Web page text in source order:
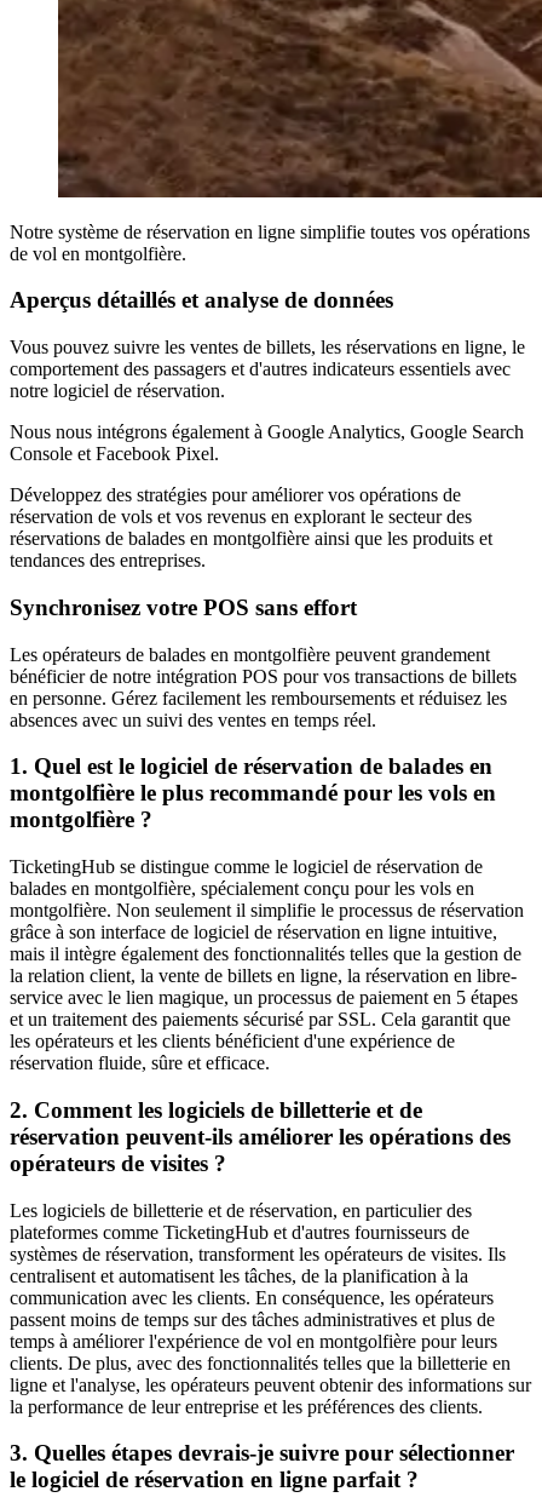
Notre système de réservation en ligne simplifie toutes vos opérations
de vol en montgolfière.
Aperçus détaillés et analyse de données
Vous pouvez suivre les ventes de billets, les réservations en ligne, le
comportement des passagers et d'autres indicateurs essentiels avec
notre logiciel de réservation.
Nous nous intégrons également à Google Analytics, Google Search
Console et Facebook Pixel.
Développez des stratégies pour améliorer vos opérations de
réservation de vols et vos revenus en explorant le secteur des
réservations de balades en montgolfière ainsi que les produits et
tendances des entreprises.
Synchronisez votre POS sans effort
Les opérateurs de balades en montgolfière peuvent grandement
bénéficier de notre intégration POS pour vos transactions de billets
en personne. Gérez facilement les remboursements et réduisez les
absences avec un suivi des ventes en temps réel.
1. Quel est le logiciel de réservation de balades en
montgolfière le plus recommandé pour les vols en
montgolfière ?
TicketingHub se distingue comme le logiciel de réservation de
balades en montgolfière, spécialement conçu pour les vols en
montgolfière. Non seulement il simplifie le processus de réservation
grâce à son interface de logiciel de réservation en ligne intuitive,
mais il intègre également des fonctionnalités telles que la gestion de
la relation client, la vente de billets en ligne, la réservation en libre-
service avec le lien magique, un processus de paiement en 5 étapes
et un traitement des paiements sécurisé par SSL. Cela garantit que
les opérateurs et les clients bénéficient d'une expérience de
réservation fluide, sûre et efficace.
2. Comment les logiciels de billetterie et de
réservation peuvent-ils améliorer les opérations des
opérateurs de visites ?
Les logiciels de billetterie et de réservation, en particulier des
plateformes comme TicketingHub et d'autres fournisseurs de
systèmes de réservation, transforment les opérateurs de visites. Ils
centralisent et automatisent les tâches, de la planification à la
communication avec les clients. En conséquence, les opérateurs
passent moins de temps sur des tâches administratives et plus de
temps à améliorer l'expérience de vol en montgolfière pour leurs
clients. De plus, avec des fonctionnalités telles que la billetterie en
ligne et l'analyse, les opérateurs peuvent obtenir des informations sur
la performance de leur entreprise et les préférences des clients.
3. Quelles étapes devrais-je suivre pour sélectionner
le logiciel de réservation en ligne parfait ?